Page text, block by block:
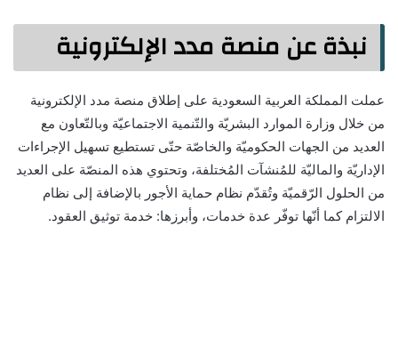
نبذة عن منصة مدد الإلكترونية
عملت المملكة العربية السعودية على إطلاق منصة مدد الإلكترونية
من خلال وزارة الموارد البشريّة والتّنمية الاجتماعيّة وبالتّعاون مع
العديد من الجهات الحكوميّة والخاصّة حتّى تستطيع تسهيل الإجراءات
الإداريّة والماليّة للمُنشآت المُختلفة، وتحتوي هذه المنصّة على العديد
من الحلول الرّقميّة وتُقدّم نظام حماية الأجور بالإضافة إلى نظام
الالتزام كما أنّها توفّر عدة خدمات، وأبرزها: خدمة توثيق العقود.